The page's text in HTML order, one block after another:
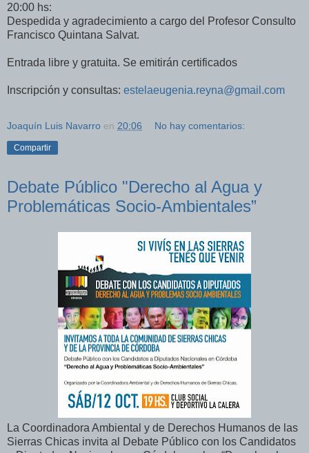
20:00 hs:
Despedida y agradecimiento a cargo del Profesor Consulto
Francisco Quintana Salvat.
Entrada libre y gratuita. Se emitirán certificados
Inscripción y consultas: estelaeugenia.reyna@gmail.com
Joaquín Luis Navarro en 20:06 No hay comentarios:
Compartir
Debate Público "Derecho al Agua y
Problemáticas Socio-Ambientales”
La Coordinadora Ambiental y de Derechos Humanos de las
Sierras Chicas invita al Debate Público con los Candidatos